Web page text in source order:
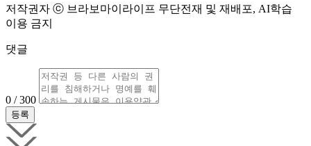
저작권자 ⓒ 브라보마이라이프 무단전재 및 재배포, AI학습
이용 금지
댓글
0 / 300